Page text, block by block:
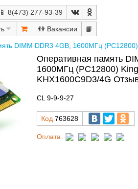
📱 8(473) 277-93-39
👫 📙
DIMM DDR3 4GB, 1600МГц (PC12800)
Оперативная память
1600МГц (PC12800)
KHX1600C9D3/4G
CL 9-9-9-27
Код 763628
Оплата